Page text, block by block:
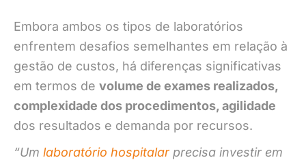
Embora ambos os tipos de laboratórios
enfrentem desafios semelhantes em relação à
gestão de custos, há diferenças significativas
em termos de volume de exames realizados,
complexidade dos procedimentos, agilidade
dos resultados e demanda por recursos.
“Um laboratório hospitalarprecisa investir em